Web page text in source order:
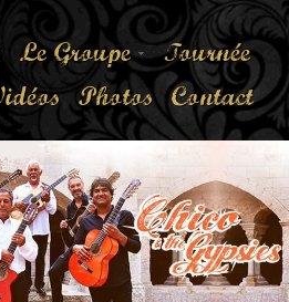
Le Groupe
Tournée
Photos Contact